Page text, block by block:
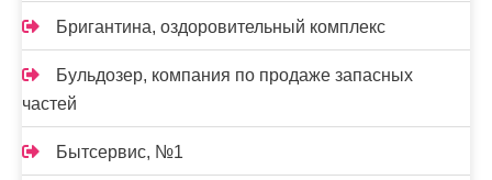
Бригантина, оздоровительный комплекс
Бульдозер, компания по продаже запасных
частей
Бытсервис, №1